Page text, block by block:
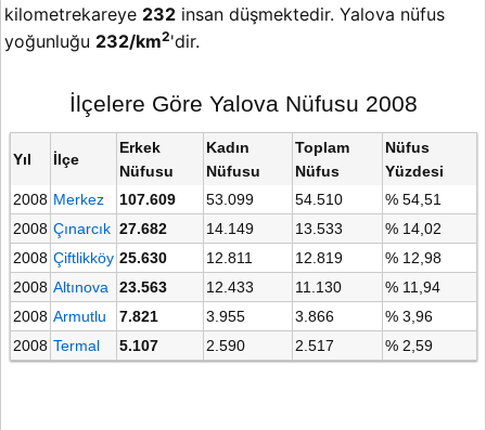
kilometrekareye 232 insan düşmektedir. Yalova nüfus
yoğunluğu 232/km2'dir.
İlçelere Göre Yalova Nüfusu 2008
Yıl İlçe
Erkek
Nüfusu
Kadın
Nüfusu
Toplam
Nüfus
Nüfus
Yüzdesi
2008 Merkez 107.609 53.099 54.510
% 54,51
2008 Çınarcık 27.682 14.149 13.533
% 14,02
2008 Çiftlikköy 25.630 12.811 12.819
% 12,98
2008 Altınova 23.563 12.433 11.130
% 11,94
2008 Armutlu 7.821 3.955 3.866
% 3,96
2008 Termal 5.107 2.590 2.517 % 2,59